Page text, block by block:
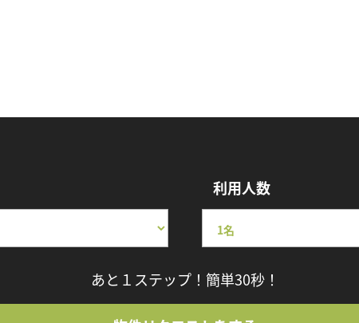
利用人数
あと１ステップ！簡単30秒！